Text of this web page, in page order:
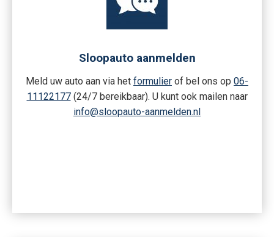
Sloopauto aanmelden
Meld uw auto aan via het formulier of bel ons op 06-
11122177(24/7 bereikbaar). U kunt ook mailen naar
info@sloopauto-aanmelden.nl